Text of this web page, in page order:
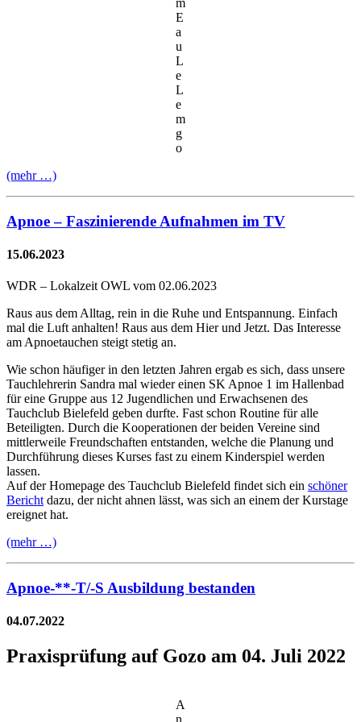
E
a
u
L
e
L
e
m
g
o
(mehr …)
Apnoe – Faszinierende Aufnahmen im TV
15.06.2023
WDR – Lokalzeit OWL vom 02.06.2023
Raus aus dem Alltag, rein in die Ruhe und Entspannung. Einfach
mal die Luft anhalten! Raus aus dem Hier und Jetzt. Das Interesse
am Apnoetauchen steigt stetig an.
Wie schon häufiger in den letzten Jahren ergab es sich, dass unsere
Tauchlehrerin Sandra mal wieder einen SK Apnoe 1 im Hallenbad
für eine Gruppe aus 12 Jugendlichen und Erwachsenen des
Tauchclub Bielefeld geben durfte. Fast schon Routine für alle
Beteiligten. Durch die Kooperationen der beiden Vereine sind
mittlerweile Freundschaften entstanden, welche die Planung und
Durchführung dieses Kurses fast zu einem Kinderspiel werden
lassen.
Auf der Homepage des Tauchclub Bielefeld findet sich ein schöner
Bericht dazu, der nicht ahnen lässt, was sich an einem der Kurstage
ereignet hat.
(mehr …)
Apnoe-**-T/-S Ausbildung bestanden
04.07.2022
Praxisprüfung auf Gozo am 04. Juli 2022
A